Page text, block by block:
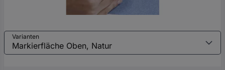
Varianten